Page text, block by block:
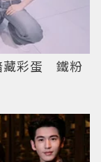
藏彩蛋 鐵粉